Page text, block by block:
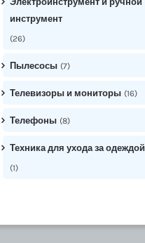
инструмент
(26)
Пылесосы (7)
Телевизоры и мониторы (16)
Телефоны (8)
Техника для ухода за одеждой
(1)